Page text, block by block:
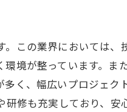
この業界においては、
境が整っています。ま
く、幅広いプロジェク
修も充実しており、